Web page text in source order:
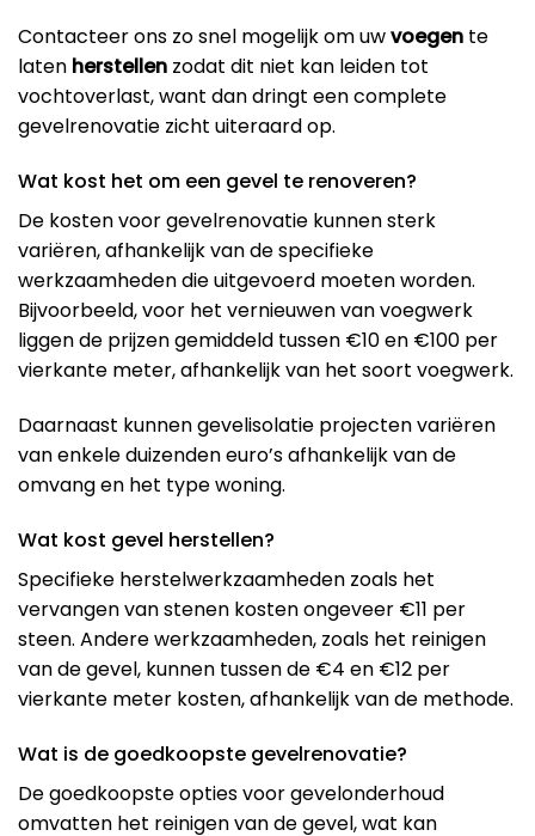
Contacteer ons zo snel mogelijk om uwvoegen te
laten herstellen zodat dit niet kan leiden tot
vochtoverlast, want dan dringt een complete
gevelrenovatie zicht uiteraard op.
Wat kost het om een gevel te renoveren?
De kosten voor gevelrenovatie kunnen sterk
variëren, afhankelijk van de specifieke
werkzaamheden die uitgevoerd moeten worden.
Bijvoorbeeld, voor het vernieuwen van voegwerk
liggen de prijzen gemiddeld tussen €10 en €100 per
vierkante meter, afhankelijk van het soort voegwerk​.
Daarnaast kunnen gevelisolatie projecten variëren
van enkele duizenden euro’s afhankelijk van de
omvang en het type woning​.
Wat kost gevel herstellen?
Specifieke herstelwerkzaamheden zoals het
vervangen van stenen kosten ongeveer €11 per
steen. Andere werkzaamheden, zoals het reinigen
van de gevel, kunnen tussen de €4 en €12 per
vierkante meter kosten, afhankelijk van de methode.
Wat is de goedkoopste gevelrenovatie?
De goedkoopste opties voor gevelonderhoud
omvatten het reinigen van de gevel, wat kan